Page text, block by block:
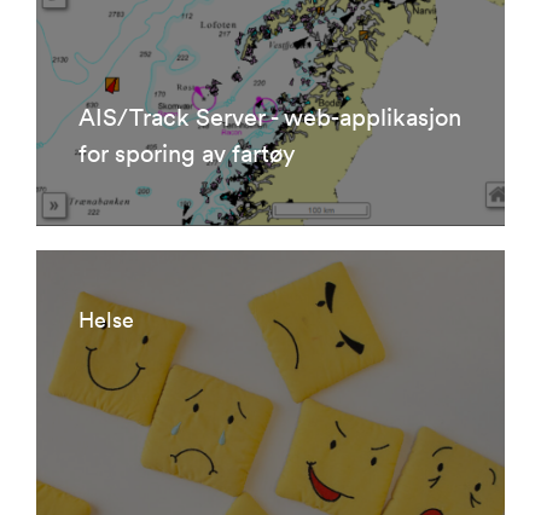
AIS/Track Server - web-applikasjon
for sporing av fartøy
Helse